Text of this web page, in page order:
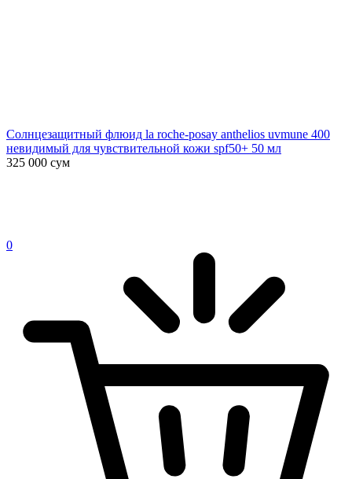
Солнцезащитный флюид la roche-posay anthelios uvmune 400
невидимый для чувствительной кожи spf50+ 50 мл
325 000 сум
0